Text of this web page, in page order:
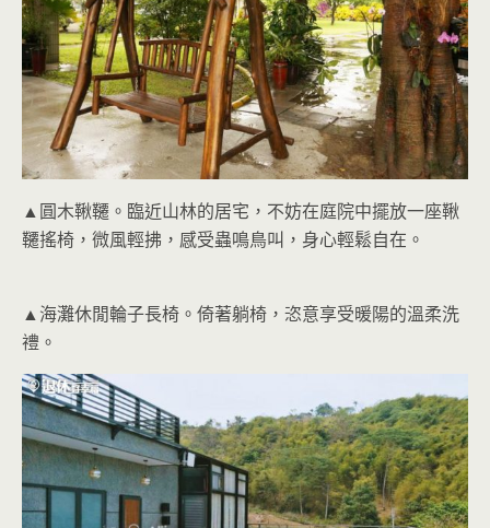
▲圓木鞦韆。臨近山林的居宅，不妨在庭院中擺放一座鞦
韆搖椅，微風輕拂，感受蟲鳴鳥叫，身心輕鬆自在。
▲海灘休閒輪子長椅。倚著躺椅，恣意享受暖陽的溫柔洗
禮。